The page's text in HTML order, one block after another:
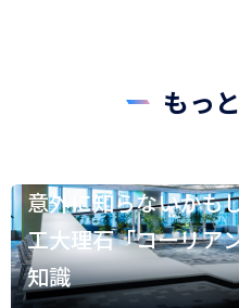
もっ
意外に知らないかも
工大理石「コーリア
知識